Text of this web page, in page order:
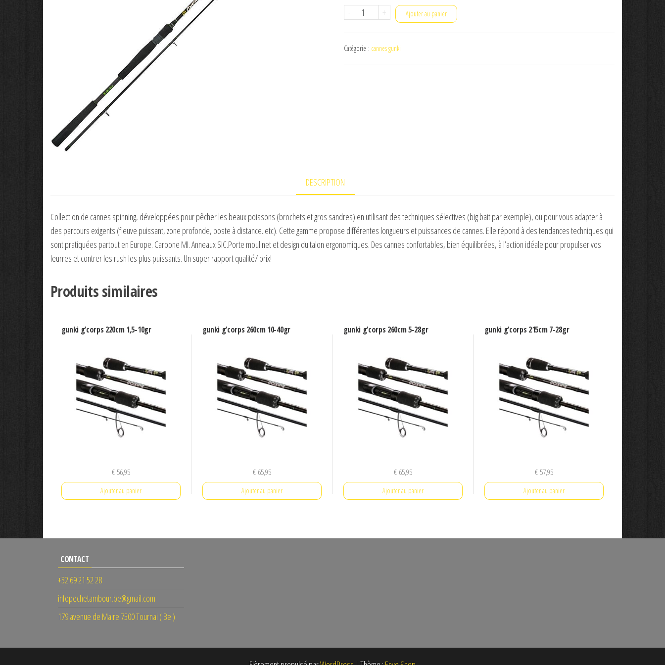
-
quantité
Spinning
+ Ajouter au panier
Catégorie : cannes gunki
DESCRIPTION
Collection de cannes spinning, développées pour pêcher les beaux poissons (brochets et gros sandres) en utilisant des techniques sélectives (big bait par exemple), ou pour vous adapter à
des parcours exigents (fleuve puissant, zone profonde, poste à distance..etc). Cette gamme propose différentes longueurs et puissances de cannes. Elle répond à des tendances techniques qui
sont pratiquées partout en Europe. Carbone MI. Anneaux SIC.Porte moulinet et design du talon ergonomiques. Des cannes confortables, bien équilibrées, à l’action idéale pour propulser vos
leurres et contrer les rush les plus puissants. Un super rapport qualité/ prix!
Produits similaires
gunki g’corps 220cm 1,5-10gr
€ 56,95
Ajouter au panier
gunki g’corps 260cm 10-40gr
€ 65,95
Ajouter au panier
gunki g’corps 260cm 5-28gr
€ 65,95
Ajouter au panier
gunki g’corps 215cm 7-28gr
€ 57,95
Ajouter au panier
CONTACT
+32 69 21 52 28
infopechetambour.be@gmail.com
179 avenue de Maire 7500 Tournai ( Be )